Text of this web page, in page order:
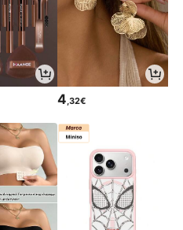
4,32€